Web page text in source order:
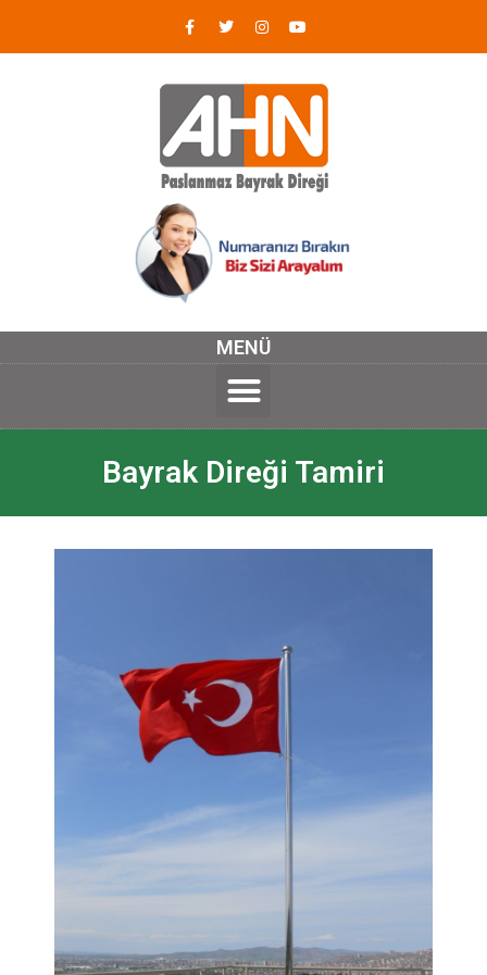
MENÜ
Bayrak Direği Tamiri